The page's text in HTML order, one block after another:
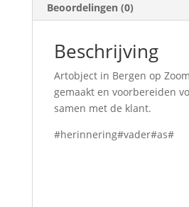
Beoordelingen (0)
Beschrijving
Artobject in Bergen op
gemaakt en voorbereiden
samen met de klant.
#herinnering#vader#as#